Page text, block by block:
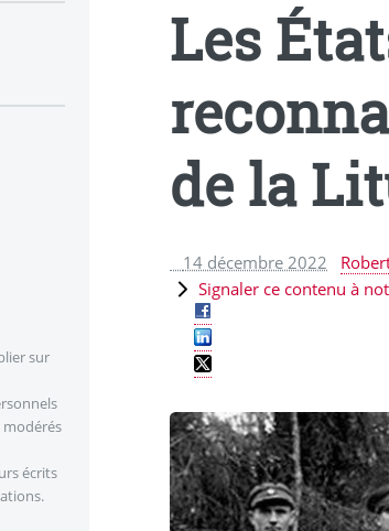
Les
de la
14 décembre 2022
Signaler ce contenu à
sur
écrits